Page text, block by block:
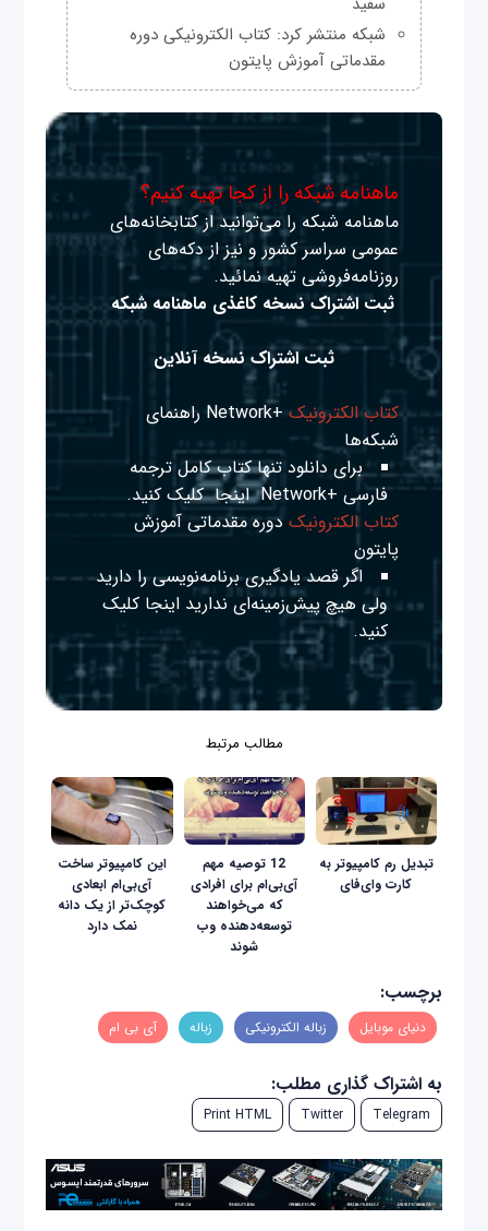
شبکه منتشر کرد: کتاب الکترونیکی دوره
مقدماتی آموزش پایتون
ماهنامه شبکه را از کجا تهیه کنیم؟
ماهنامه شبکه را می‌توانید از کتابخانه‌های
عمومی سراسر کشور و نیز از دکه‌های
روزنامه‌فروشی تهیه نمائید.
ثبت اشتراک نسخه کاغذی ماهنامه شبکه
ثبت اشتراک نسخه آنلاین
کتاب الکترونیک
+Network راهنمای
شبکه‌ها
برای دانلود تنها کتاب کامل ترجمه
فارسی +Network
اینجا کلیک کنید.
کتاب الکترونیک دوره مقدماتی آموزش
پایتون
اگر قصد یادگیری برنامه‌نویسی را دارید
ولی هیچ پیش‌زمینه‌ای نداریداینجا کلیک
کنید.
مطالب مرتبط
تبدیل رم کامپیوتر به
کارت وای‌فای
12 توصیه مهم
آی‌بی‌ام برای افرادی
که می‌خواهند
توسعه‌دهنده وب
شوند
این کامپیوتر ساخت
آی‌بی‌ام ابعادی
کوچک‌تر از یک دانه
نمک دارد
برچسب:
دنیای موبایل زباله الکترونیکی زباله آی بی ام
به اشتراک گذاری مطلب:
Telegram
Twitter
Print HTML